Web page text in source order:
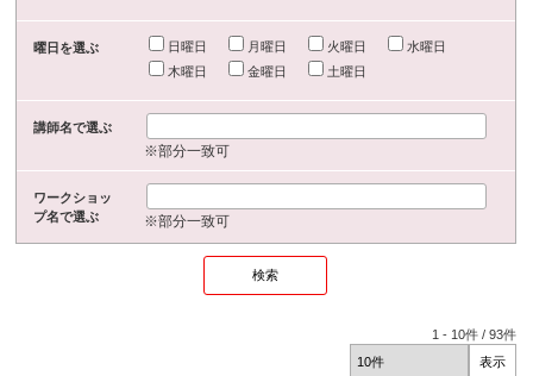
曜日を選ぶ 日曜日 月曜日 火曜日
水曜日
木曜日
金曜日 土曜日
講師名で選ぶ
※部分一致可
ワークショッ
プ名で選ぶ
※部分一致可
1 - 10件 /93件